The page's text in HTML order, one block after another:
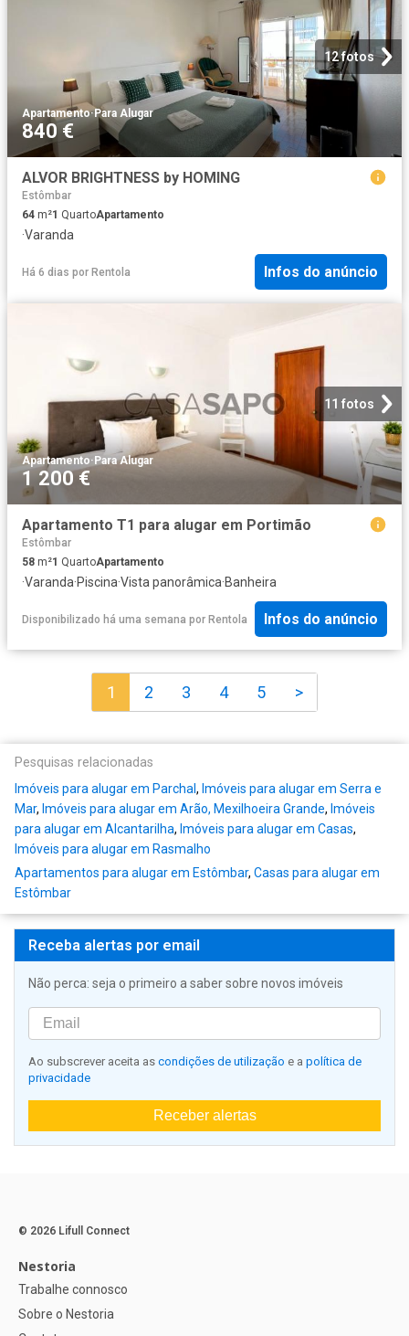
12 fotos
Apartamento·Para Alugar
840 €
ALVOR BRIGHTNESS by HOMING
Estômbar
64 m²1 QuartoApartamento
·Varanda
Há 6 dias por Rentola Infos do anúncio
11 fotos
Apartamento·Para Alugar
1 200 €
Apartamento T1 para alugar em Portimão
Estômbar
58 m²1 QuartoApartamento
·Varanda·Piscina·Vista panorâmica·Banheira
Disponibilizado há uma semana por Rentola Infos do anúncio
1 2 3 4 5 >
Pesquisas relacionadas
Imóveis para alugar em Parchal, Imóveis para alugar em Serra e
Mar, Imóveis para alugar em Arão, Mexilhoeira Grande, Imóveis
para alugar em Alcantarilha, Imóveis para alugar em Casas,
Imóveis para alugar em Rasmalho
Apartamentos para alugar em Estômbar, Casas para alugar em
Estômbar
Receba alertas por email
Não perca: seja o primeiro a saber sobre novos imóveis
Ao subscrever aceita as condições de utilização e a política de
privacidade
Receber alertas
© 2026 Lifull Connect
Nestoria
Trabalhe connosco
Sobre o Nestoria